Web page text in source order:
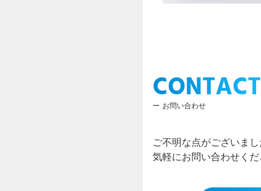
CONTACT
お問い合わせ
ご不明な点がございま
気軽にお問い合わせくだ